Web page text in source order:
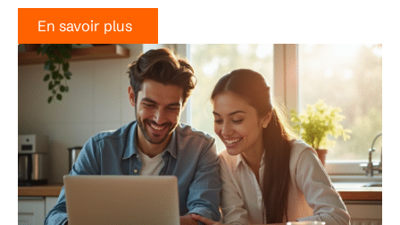
En savoir plus